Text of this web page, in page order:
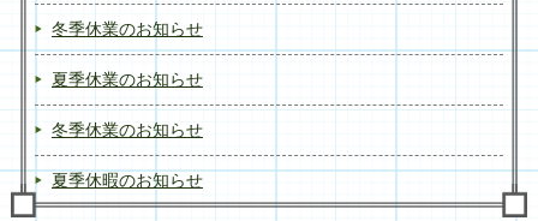
冬季休業のお知らせ
夏季休業のお知らせ
冬季休業のお知らせ
夏季休暇のお知らせ